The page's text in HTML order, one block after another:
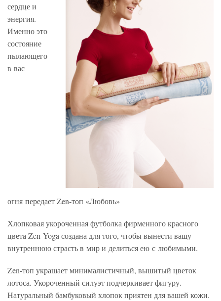
сердце и
энергия.
Именно это
состояние
пылающего
в вас
огня передает Zen-топ «Любовь»
Хлопковая укороченная футболка фирменного красного
цвета Zen Yoga создана для того, чтобы вынести вашу
внутреннюю страсть в мир и делиться ею с любимыми.
Zen-топ украшает минималистичный, вышитый цветок
лотоса. Укороченный силуэт подчеркивает фигуру.
Натуральный бамбуковый хлопок приятен для вашей кожи.